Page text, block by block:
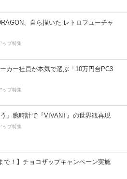
、自ら描いた”レトロフューチャ
ップ特集
カー社員が本気で選ぶ「10万円台PC3
ップ特集
う」腕時計で『VIVANT』の世界観再現
ップ特集
で！】チョコザップキャンペーン実施